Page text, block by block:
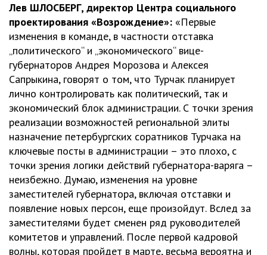
Лев ШЛОСБЕРГ, директор Центра социального
проектирования «Возрождение»: «Первые
изменения в команде, в частности отставка
„политического“ и „экономического“ вице-
губернаторов Андрея Морозова и Алексея
Сапрыкина, говорят о том, что Турчак планирует
лично контролировать как политический, так и
экономический блок администрации. С точки зрения
реализации возможностей региональной элиты
назначение петербургских соратников Турчака на
ключевые посты в администрации – это плохо, с
точки зрения логики действий губернатора-варяга –
неизбежно. Думаю, изменения на уровне
заместителей губернатора, включая отставки и
появление новых персон, еще произойдут. Вслед за
заместителями будет сменен ряд руководителей
комитетов и управлений. После первой кадровой
волны, которая пройдет в марте, весьма вероятна и